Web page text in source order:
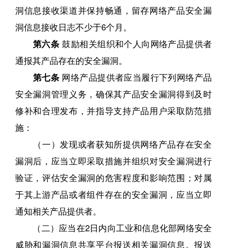
洞信息接收渠道并保持畅通，留存网络产品安全漏
洞信息接收日志不少于6个月。
第六条鼓励相关组织和个人向网络产品提供者
通报其产品存在的安全漏洞。
第七条网络产品提供者应当履行下列网络产品
安全漏洞管理义务，确保其产品安全漏洞得到及时
修补和合理发布，并指导支持产品用户采取防范措
施：
（一）发现或者获知所提供网络产品存在安全
漏洞后，应当立即采取措施并组织对安全漏洞进行
验证，评估安全漏洞的危害程度和影响范围；对属
于其上游产品或者组件存在的安全漏洞，应当立即
通知相关产品提供者。
（二）应当在2日内向工业和信息化部网络安全
威胁和漏洞信息共享平台报送相关漏洞信息。报送